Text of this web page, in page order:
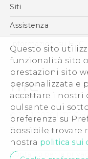
Questo sito
funzionalità sito
prestazioni sito
personalizzata e
accettare i nostri
pulsante qui
preferenza su
possibile trovare
nostra politica sui
English -
Smartphone
Vive
Accessori
Siti
HTC VIVE
Assistenza
Ecommerce
Informazioni su HTC
ESG
Uffici Commerciali
Investitori (Inglese)
Cookie Preferences
Lavora con noi
Security and
© 2011-2026 HTC
Termini legali
Contatto per la